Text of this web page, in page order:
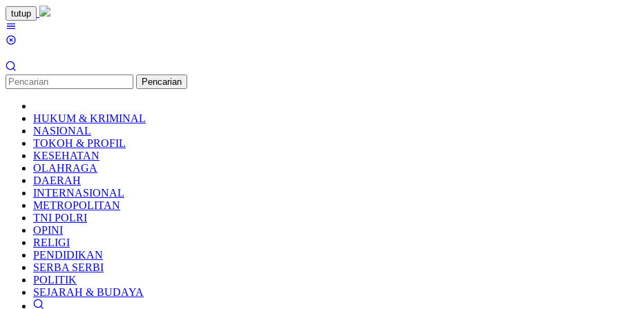
Loncat
ke
konten
tutup
Pencarian
HUKUM & KRIMINAL
NASIONAL
TOKOH & PROFIL
KESEHATAN
OLAHRAGA
DAERAH
INTERNASIONAL
METROPOLITAN
TNI POLRI
OPINI
RELIGI
PENDIDIKAN
SERBA SERBI
POLITIK
SEJARAH & BUDAYA